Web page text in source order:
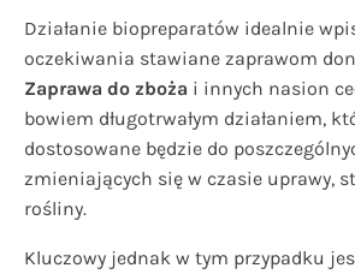
Działanie biopreparatów idealnie
oczekiwania stawiane zaprawom
Zaprawa do zboża i innych nasion
bowiem długotrwałym działaniem,
dostosowane będzie do
zmieniających się w czasie uprawy,
rośliny.
Kluczowy jednak w tym przypadku